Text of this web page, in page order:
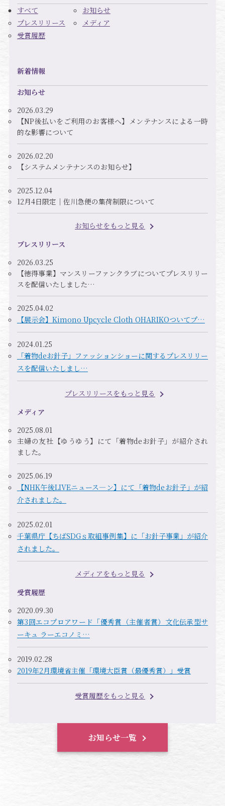
すべて
お知らせ
プレスリリース
メディア
受賞履歴
新着情報
お知らせ
2026.03.29
【NP後払いをご利用のお客様へ】メンテナンスによる一時
的な影響について
2026.02.20
【システムメンテナンスのお知らせ】
2025.12.04
12月4日限定｜佐川急便の集荷制限について
お知らせをもっと見る
プレスリリース
2026.03.25
【徳得事業】マンスリーファンクラブについてプレスリリー
スを配信いたしました…
2025.04.02
【展示会】Kimono Upcycle Cloth OHARIKOついてプ…
2024.01.25
「着物deお針子」ファッションショーに関するプレスリリー
スを配信いたしまし…
プレスリリースをもっと見る
メディア
2025.08.01
主婦の友社【ゆうゆう】にて「着物deお針子」が紹介され
ました。
2025.06.19
【NHK午後LIVEニュース―ン】にて「着物deお針子」が紹
介されました。
2025.02.01
千葉県庁【ちばSDGｓ取組事例集】に「お針子事業」が紹介
されました。
メディアをもっと見る
受賞履歴
2020.09.30
第3回エコプロアワード「優秀賞（主催者賞）文化伝承型サ
ーキュ ラーエコノミ…
2019.02.28
2019年2月環境省主催「環境大臣賞（最優秀賞）」受賞
受賞履歴をもっと見る
お知らせ一覧